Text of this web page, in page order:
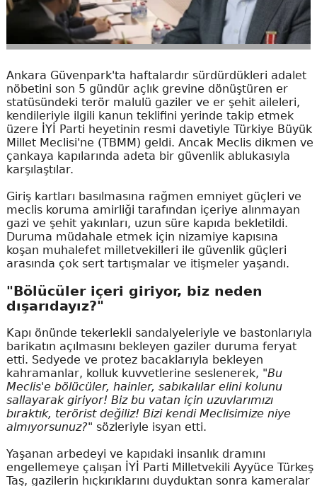
Ankara Güvenpark'ta haftalardır sürdürdükleri adalet
nöbetini son 5 gündür açlık grevine dönüştüren er
statüsündeki terör malulü gaziler ve er şehit aileleri,
kendileriyle ilgili kanun teklifini yerinde takip etmek
üzere İYİ Parti heyetinin resmi davetiyle Türkiye Büyük
Millet Meclisi'ne (TBMM) geldi. Ancak Meclis dikmen ve
çankaya kapılarında adeta bir güvenlik ablukasıyla
karşılaştılar.
Giriş kartları basılmasına rağmen emniyet güçleri ve
meclis koruma amirliği tarafından içeriye alınmayan
gazi ve şehit yakınları, uzun süre kapıda bekletildi.
Duruma müdahale etmek için nizamiye kapısına
koşan muhalefet milletvekilleri ile güvenlik güçleri
arasında çok sert tartışmalar ve itişmeler yaşandı.
"Bölücüler içeri giriyor, biz neden
dışarıdayız?"
Kapı önünde tekerlekli sandalyeleriyle ve bastonlarıyla
barikatın açılmasını bekleyen gaziler duruma feryat
etti. Sedyede ve protez bacaklarıyla bekleyen
kahramanlar, kolluk kuvvetlerine seslenerek, "Bu
Meclis'e bölücüler, hainler, sabıkalılar elini kolunu
sallayarak giriyor! Biz bu vatan için uzuvlarımızı
bıraktık, terörist değiliz! Bizi kendi Meclisimize niye
almıyorsunuz?" sözleriyle isyan etti.
Yaşanan arbedeyi ve kapıdaki insanlık dramını
engellemeye çalışan İYİ Parti Milletvekili Ayyüce Türkeş
Taş, gazilerin hıçkırıklarını duyduktan sonra kameralar